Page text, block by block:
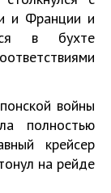
и Франции и
в бухте
войны
полностью
крейсер
на рейде